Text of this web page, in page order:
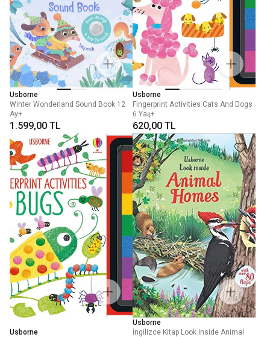
Usborne
Winter Wonderland Sound Book 12
Ay+
1.599,00 TL
Usborne
Fingerprint Activities Cats And Dogs
6 Yaş+
620,00 TL
Usborne
Usborne
İngilizce Kitap Look Inside Animal